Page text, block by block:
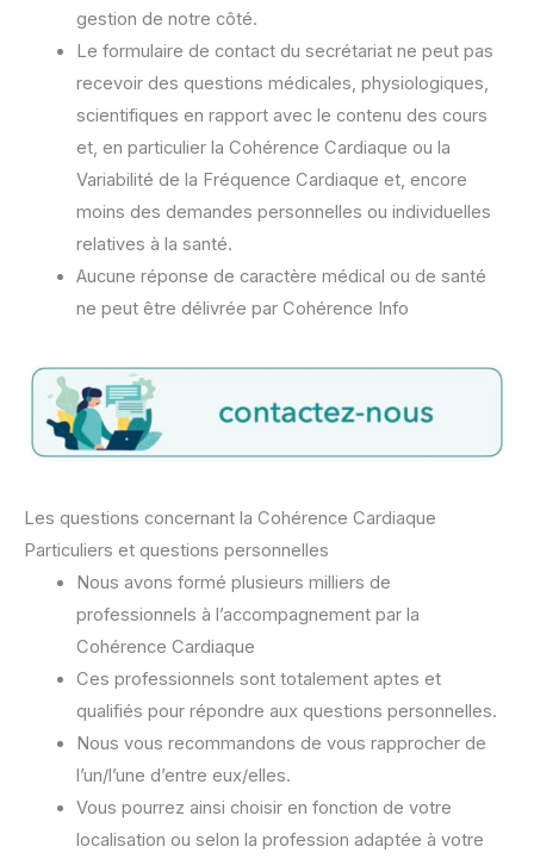
gestion de notre côté.
Le formulaire de contact du secrétariat ne peut pas
recevoir des questions médicales, physiologiques,
scientifiques en rapport avec le contenu des cours
et, en particulier la Cohérence Cardiaque ou la
Variabilité de la Fréquence Cardiaque et, encore
moins des demandes personnelles ou individuelles
relatives à la santé.
Aucune réponse de caractère médical ou de santé
ne peut être délivrée par Cohérence Info
Les questions concernant la Cohérence Cardiaque
Particuliers et questions personnelles
Nous avons formé plusieurs milliers de
professionnels à l’accompagnement par la
Cohérence Cardiaque
Ces professionnels sont totalement aptes et
qualifiés pour répondre aux questions personnelles.
Nous vous recommandons de vous rapprocher de
l’un/l’une d’entre eux/elles.
Vous pourrez ainsi choisir en fonction de votre
localisation ou selon la profession adaptée à votre